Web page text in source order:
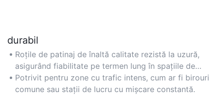
durabil
Roțile de patinaj de înaltă calitate rezistă la uzură,
asigurând fiabilitate pe termen lung în spațiile de
lucru aglomerate.
Potrivit pentru zone cu trafic intens, cum ar fi birouri
comune sau stații de lucru cu mișcare constantă.